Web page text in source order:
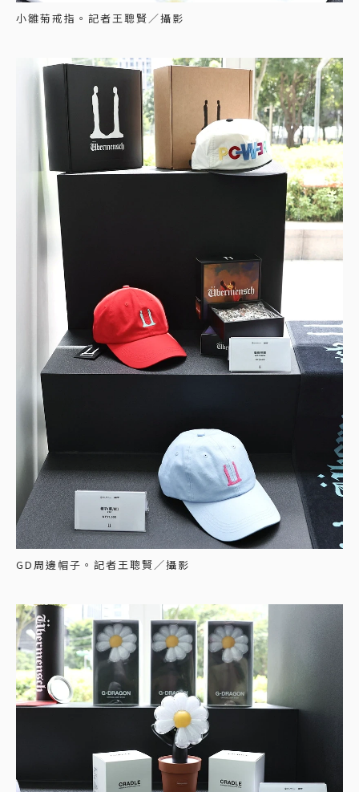
小雛菊戒指。記者王聰賢／攝影
GD周邊帽子。記者王聰賢／攝影